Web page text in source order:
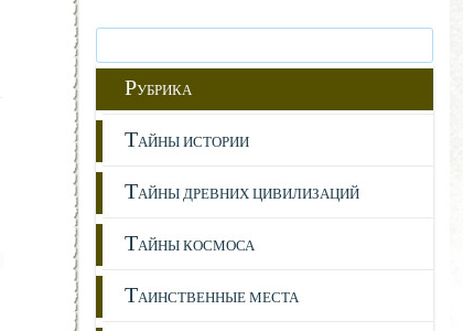
РУБРИКА
ТАЙНЫ ИСТОРИИ
ТАЙНЫ ДРЕВНИХ ЦИВИЛИЗАЦИЙ
ТАЙНЫ КОСМОСА
ТАИНСТВЕННЫЕ МЕСТА